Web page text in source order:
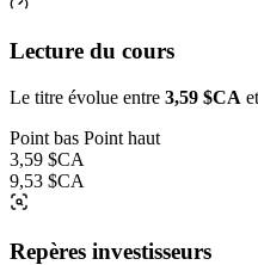
Lecture du cours
Le titre évolue entre 3,59 $CA et
Point bas Point haut
3,59 $CA
9,53 $CA
Repères investisseurs